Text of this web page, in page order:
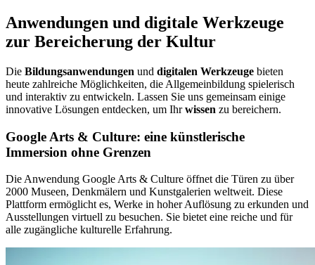
Anwendungen und digitale Werkzeuge
zur Bereicherung der Kultur
Die Bildungsanwendungen und digitalen Werkzeuge bieten
heute zahlreiche Möglichkeiten, die Allgemeinbildung spielerisch
und interaktiv zu entwickeln. Lassen Sie uns gemeinsam einige
innovative Lösungen entdecken, um Ihrwissen zu bereichern.
Google Arts & Culture: eine künstlerische
Immersion ohne Grenzen
Die Anwendung Google Arts & Culture öffnet die Türen zu über
2000 Museen, Denkmälern und Kunstgalerien weltweit. Diese
Plattform ermöglicht es, Werke in hoher Auflösung zu erkunden und
Ausstellungen virtuell zu besuchen. Sie bietet eine reiche und für
alle zugängliche kulturelle Erfahrung.